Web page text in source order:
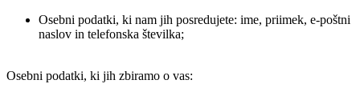
Osebni podatki, ki nam jih posredujete: ime, priimek, e-poštni
naslov in telefonska številka;
Osebni podatki, ki jih zbiramo o vas: